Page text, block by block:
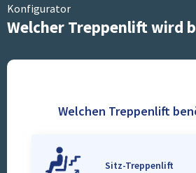
Konfigurator
Welcher Treppenlift wird
Welchen Treppenlift
Sitz-Treppenlift